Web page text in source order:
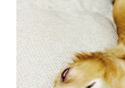
WN
WN
JATENG